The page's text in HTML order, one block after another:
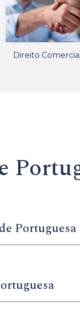
Direito Comercial
Portuguesa